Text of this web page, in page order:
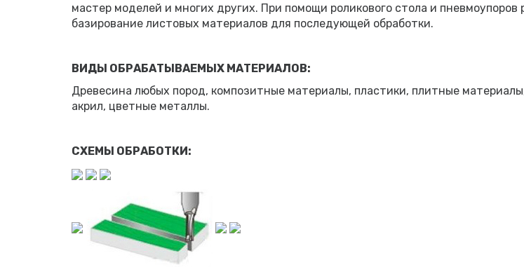
мастер моделей и многих других. При помощи роликового стола и
базирование листовых материалов для последующей обработки.
ВИДЫ ОБРАБАТЫВАЕМЫХ МАТЕРИАЛОВ:
Древесина любых пород, композитные материалы, пластики, плитные
акрил, цветные металлы.
СХЕМЫ ОБРАБОТКИ: